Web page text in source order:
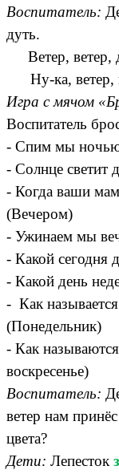
Воспитатель:
дуть.
Ветер, ветер,
Ну-ка,
Игра с мячом
Воспитатель
- Спим мы
- Солнце
- Когда ваши
(Вечером)
- Ужинаем мы
- Какой сегодня
- Какой день
- Как
(Понедельник)
- Как
воскресенье)
Воспитатель:
ветер нам
цвета?
Дети: Лепесток